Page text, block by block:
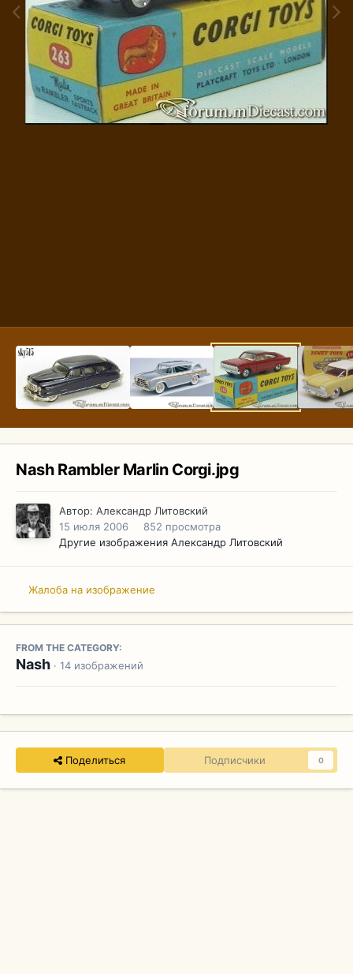
Nash Rambler Marlin Corgi.jpg
Автор: Александр Литовский
15 июля 2006
852 просмотра
Другие изображения Александр Литовский
Жалоба на изображение
FROM THE CATEGORY:
Nash · 14 изображений
Поделиться Подписчики 0